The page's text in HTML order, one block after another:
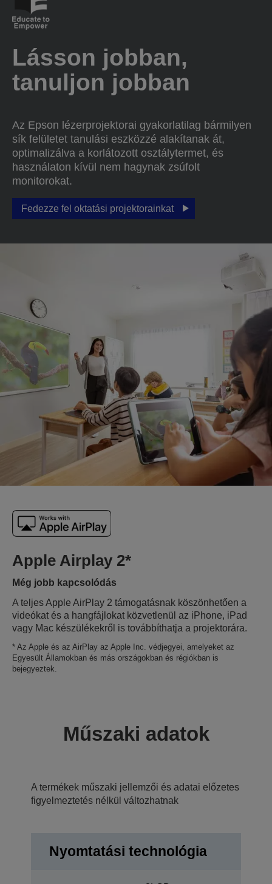
Lásson jobban,
tanuljon jobban
Az Epson lézerprojektorai gyakorlatilag bármilyen
sík felületet tanulási eszközzé alakítanak át,
optimalizálva a korlátozott osztálytermet, és
használaton kívül nem hagynak zsúfolt
monitorokat.
Fedezze fel oktatási projektorainkat
Apple Airplay 2*
Még jobb kapcsolódás
A teljes Apple AirPlay 2 támogatásnak köszönhetően a
videókat és a hangfájlokat közvetlenül az iPhone, iPad
vagy Mac készülékekről is továbbíthatja a projektorára.
* Az Apple és az AirPlay az Apple Inc. védjegyei, amelyeket az
Egyesült Államokban és más országokban és régiókban is
bejegyeztek.
Műszaki adatok
A termékek műszaki jellemzői és adatai előzetes
figyelmeztetés nélkül változhatnak
Nyomtatási technológia